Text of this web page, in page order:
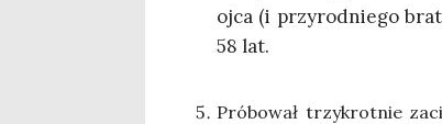
ojca (i przy­rod­nie­go
58 lat.
Pró­bo­wał trzy­krot­nie